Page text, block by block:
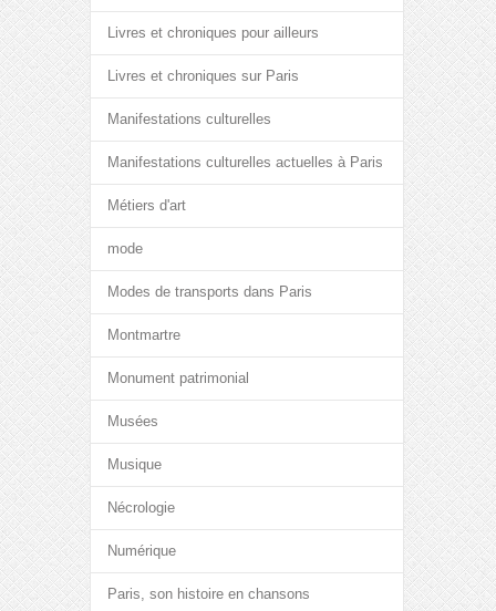
Livres et chroniques pour ailleurs
Livres et chroniques sur Paris
Manifestations culturelles
Manifestations culturelles actuelles à Paris
Métiers d'art
mode
Modes de transports dans Paris
Montmartre
Monument patrimonial
Musées
Musique
Nécrologie
Numérique
Paris, son histoire en chansons